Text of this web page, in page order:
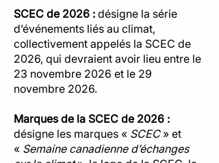
SCEC de 2026 : désigne la série
d’événements liés au climat,
collectivement appelés la SCEC de
2026, qui devraient avoir lieu entre le
23 novembre 2026 et le 29
novembre 2026.
Marques de la SCEC de 2026 :
désigne les marques « SCEC» et
« Semaine canadienne d’échanges